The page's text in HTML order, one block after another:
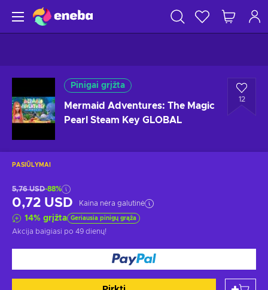
Pinigai grįžta
Mermaid Adventures: The Magic
Pearl Steam Key GLOBAL
12
PASIŪLYMAI
5,76 USD-88%
0,72 USD Kaina nėra galutinė
14% grįžta Geriausia pinigų grąža
Akcija baigiasi po 49 dienų!